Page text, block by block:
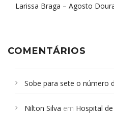
Larissa Braga – Agosto
COMENTÁRIOS
Sobe para sete o número
Campoformosenses que
Nilton Silva em Hospital